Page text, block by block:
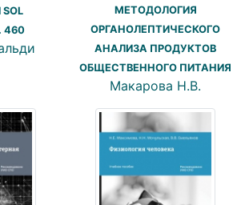
SOL
460
МЕТОДОЛОГИЯ
ОРГАНОЛЕПТИЧЕСКОГО
АНАЛИЗА ПРОДУКТОВ
ОБЩЕСТВЕННОГО ПИТАНИЯ
Макарова Н.В.